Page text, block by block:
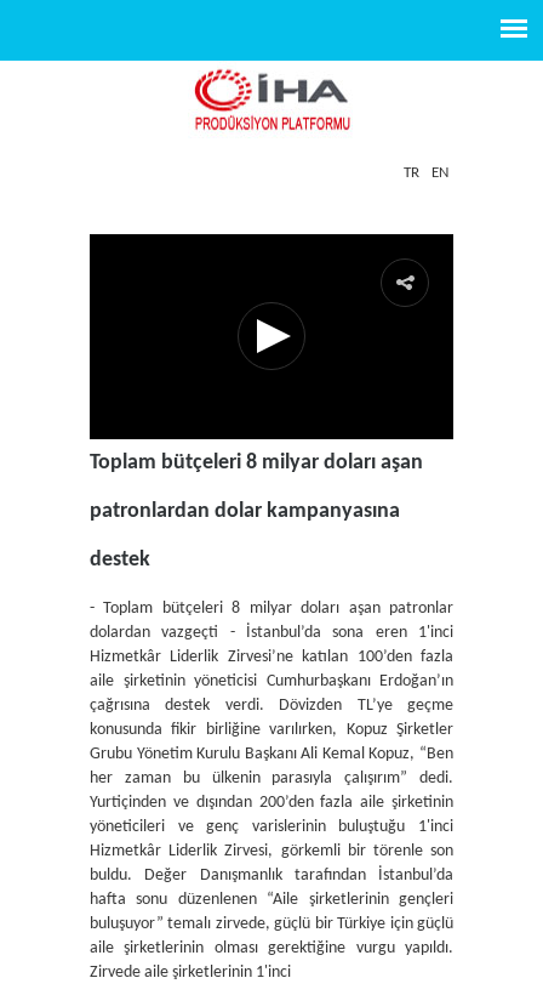
TR EN
Toplam bütçeleri 8 milyar doları aşan
patronlardan dolar kampanyasına
destek
- Toplam bütçeleri 8 milyar doları aşan patronlar
dolardan vazgeçti - İstanbul’da sona eren 1'inci
Hizmetkâr Liderlik Zirvesi’ne katılan 100’den fazla
aile şirketinin yöneticisi Cumhurbaşkanı Erdoğan’ın
çağrısına destek verdi. Dövizden TL’ye geçme
konusunda fikir birliğine varılırken, Kopuz Şirketler
Grubu Yönetim Kurulu Başkanı Ali Kemal Kopuz, “Ben
her zaman bu ülkenin parasıyla çalışırım” dedi.
Yurtiçinden ve dışından 200’den fazla aile şirketinin
yöneticileri ve genç varislerinin buluştuğu 1'inci
Hizmetkâr Liderlik Zirvesi, görkemli bir törenle son
buldu. Değer Danışmanlık tarafından İstanbul’da
hafta sonu düzenlenen “Aile şirketlerinin gençleri
buluşuyor” temalı zirvede, güçlü bir Türkiye için güçlü
aile şirketlerinin olması gerektiğine vurgu yapıldı.
Zirvede aile şirketlerinin 1'inci